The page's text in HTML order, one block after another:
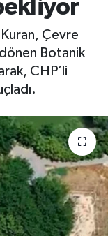
Kuran, Çevre
Botanik
CHP’li